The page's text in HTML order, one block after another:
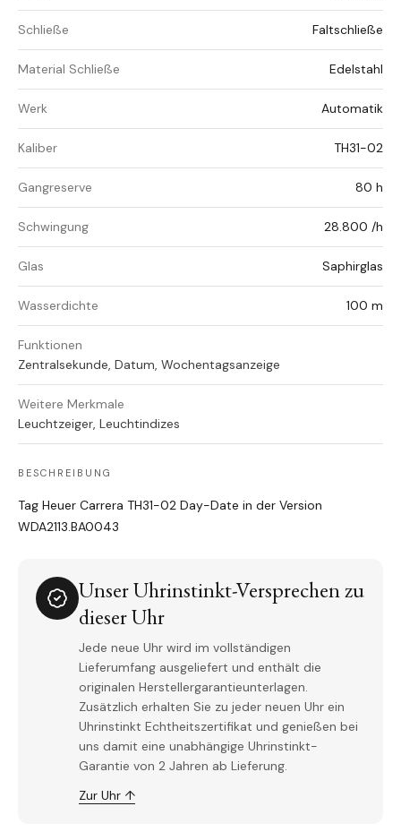
Schließe Faltschließe
Material Schließe Edelstahl
Werk Automatik
Kaliber TH31-02
Gangreserve 80 h
Schwingung 28.800 /h
Glas Saphirglas
Wasserdichte 100 m
Funktionen
Zentralsekunde, Datum, Wochentagsanzeige
Weitere Merkmale
Leuchtzeiger, Leuchtindizes
BESCHREIBUNG
Tag Heuer Carrera TH31-02 Day-Date in der Version
WDA2113.BA0043
Unser Uhrinstinkt-Versprechen zu
dieser Uhr
Jede neue Uhr wird im vollständigen
Lieferumfang ausgeliefert und enthält die
originalen Herstellergarantieunterlagen.
Zusätzlich erhalten Sie zu jeder neuen Uhr ein
Uhrinstinkt Echtheitszertifikat und genießen bei
uns damit eine unabhängige Uhrinstinkt-
Garantie von 2 Jahren ab Lieferung.
Zur Uhr ↑